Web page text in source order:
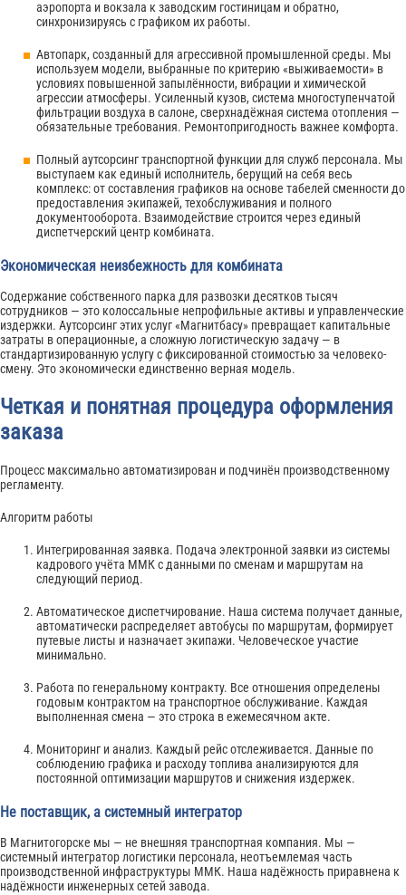
аэропорта и вокзала к заводским гостиницам и обратно,
синхронизируясь с графиком их работы.
Автопарк, созданный для агрессивной промышленной среды. Мы
используем модели, выбранные по критерию «выживаемости» в
условиях повышенной запылённости, вибрации и химической
агрессии атмосферы. Усиленный кузов, система многоступенчатой
фильтрации воздуха в салоне, сверхнадёжная система отопления —
обязательные требования. Ремонтопригодность важнее комфорта.
Полный аутсорсинг транспортной функции для служб персонала. Мы
выступаем как единый исполнитель, берущий на себя весь
комплекс: от составления графиков на основе табелей сменности до
предоставления экипажей, техобслуживания и полного
документооборота. Взаимодействие строится через единый
диспетчерский центр комбината.
Экономическая неизбежность для комбината
Содержание собственного парка для развозки десятков тысяч
сотрудников — это колоссальные непрофильные активы и управленческие
издержки. Аутсорсинг этих услуг «Магнитбасу» превращает капитальные
затраты в операционные, а сложную логистическую задачу — в
стандартизированную услугу с фиксированной стоимостью за человеко-
смену. Это экономически единственно верная модель.
Четкая и понятная процедура оформления
заказа
Процесс максимально автоматизирован и подчинён производственному
регламенту.
Алгоритм работы
Интегрированная заявка. Подача электронной заявки из системы
кадрового учёта ММК с данными по сменам и маршрутам на
следующий период.
Автоматическое диспетчирование. Наша система получает данные,
автоматически распределяет автобусы по маршрутам, формирует
путевые листы и назначает экипажи. Человеческое участие
минимально.
Работа по генеральному контракту. Все отношения определены
годовым контрактом на транспортное обслуживание. Каждая
выполненная смена — это строка в ежемесячном акте.
Мониторинг и анализ. Каждый рейс отслеживается. Данные по
соблюдению графика и расходу топлива анализируются для
постоянной оптимизации маршрутов и снижения издержек.
Не поставщик, а системный интегратор
В Магнитогорске мы — не внешняя транспортная компания. Мы —
системный интегратор логистики персонала, неотъемлемая часть
производственной инфраструктуры ММК. Наша надёжность приравнена к
надёжности инженерных сетей завода.